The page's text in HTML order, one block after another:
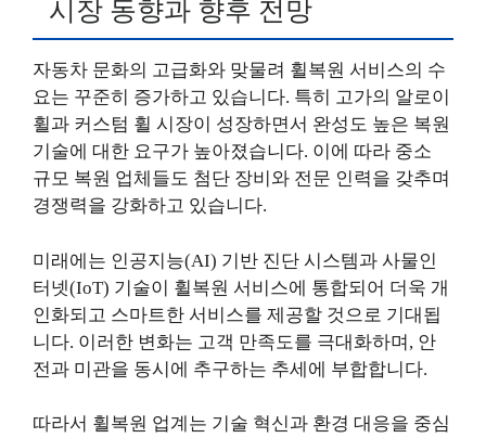
시장 동향과 향후 전망
자동차 문화의 고급화와 맞물려 휠복원 서비스의 수
요는 꾸준히 증가하고 있습니다. 특히 고가의 알로이
휠과 커스텀 휠 시장이 성장하면서 완성도 높은 복원
기술에 대한 요구가 높아졌습니다. 이에 따라 중소
규모 복원 업체들도 첨단 장비와 전문 인력을 갖추며
경쟁력을 강화하고 있습니다.
미래에는 인공지능(AI) 기반 진단 시스템과 사물인
터넷(IoT) 기술이 휠복원 서비스에 통합되어 더욱 개
인화되고 스마트한 서비스를 제공할 것으로 기대됩
니다. 이러한 변화는 고객 만족도를 극대화하며, 안
전과 미관을 동시에 추구하는 추세에 부합합니다.
따라서 휠복원 업계는 기술 혁신과 환경 대응을 중심